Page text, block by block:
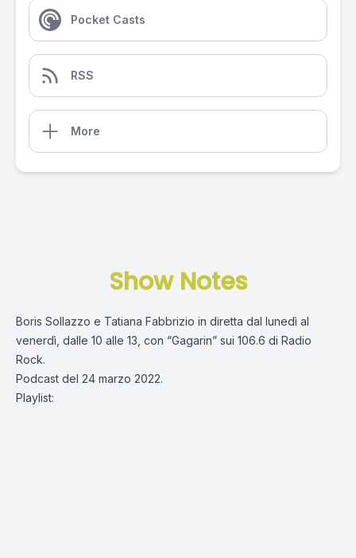
Pocket Casts
RSS
More
Show Notes
Boris Sollazzo e Tatiana Fabbrizio in diretta dal lunedì al
venerdì, dalle 10 alle 13, con “Gagarin” sui 106.6 di Radio
Rock.
Podcast del 24 marzo 2022.
Playlist: